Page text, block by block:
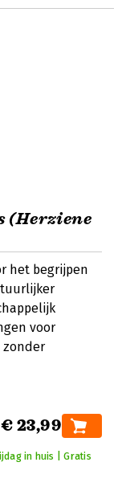
(Herziene
het begrijpen
voor
zonder
€ 23,99
in huis | Gratis